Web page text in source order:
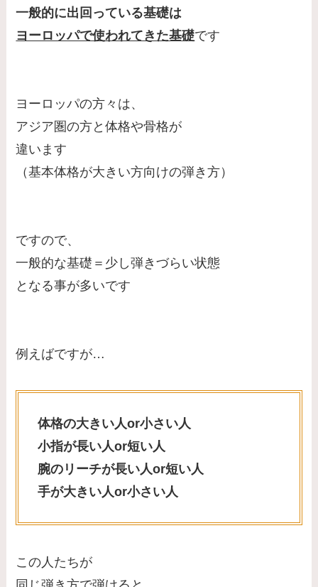
一般的に出回っている基礎は
ヨーロッパで使われてきた基礎です
ヨーロッパの方々は、
アジア圏の方と体格や骨格が
違います
（基本体格が大きい方向けの弾き方）
ですので、
一般的な基礎＝少し弾きづらい状態
となる事が多いです
例えばですが…
体格の大きい人or小さい人
小指が長い人or短い人
腕のリーチが長い人or短い人
手が大きい人or小さい人
この人たちが